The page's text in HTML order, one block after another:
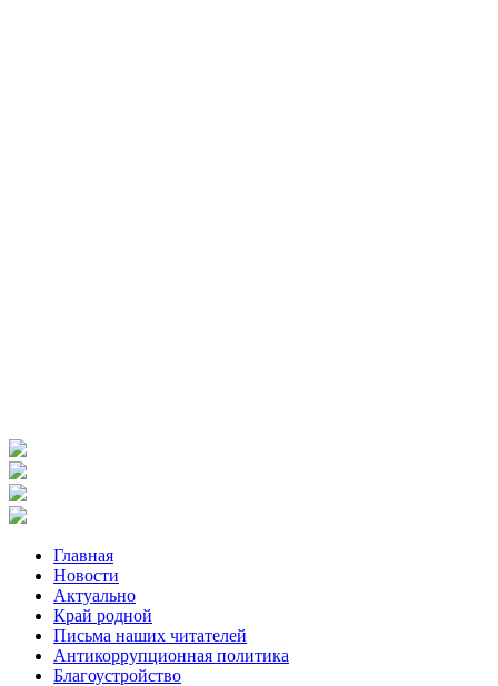
Главная
Новости
Актуально
Край родной
Письма наших читателей
Антикоррупционная политика
Благоустройство